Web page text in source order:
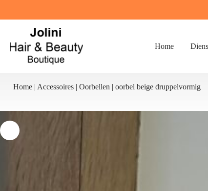
de
Home
Home | Accessoires | Oorbellen | oorbel beige druppelvormig